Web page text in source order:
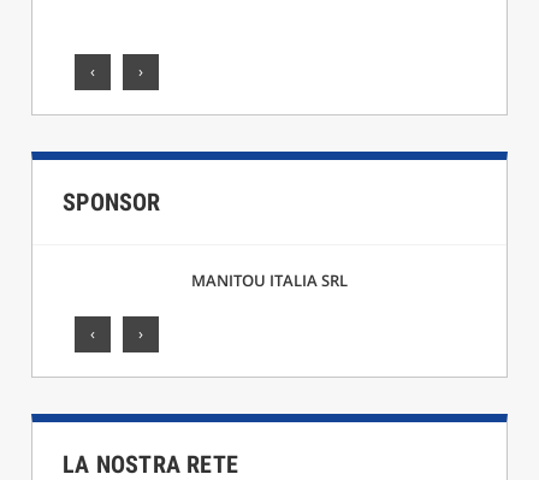
‹ ›
SPONSOR
MANITOU ITALIA SRL
‹ ›
LA NOSTRA RETE